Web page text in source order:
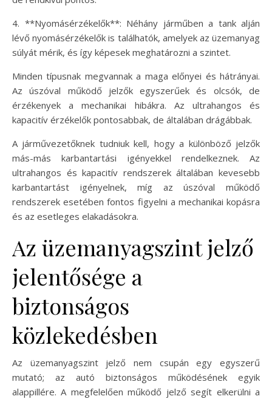
4. **Nyomásérzékelők**: Néhány járműben a tank alján
lévő nyomásérzékelők is találhatók, amelyek az üzemanyag
súlyát mérik, és így képesek meghatározni a szintet.
Minden típusnak megvannak a maga előnyei és hátrányai.
Az úszóval működő jelzők egyszerűek és olcsók, de
érzékenyek a mechanikai hibákra. Az ultrahangos és
kapacitív érzékelők pontosabbak, de általában drágábbak.
A járművezetőknek tudniuk kell, hogy a különböző jelzők
más-más karbantartási igényekkel rendelkeznek. Az
ultrahangos és kapacitív rendszerek általában kevesebb
karbantartást igényelnek, míg az úszóval működő
rendszerek esetében fontos figyelni a mechanikai kopásra
és az esetleges elakadásokra.
Az üzemanyagszint jelző
jelentősége a
biztonságos
közlekedésben
Az üzemanyagszint jelző nem csupán egy egyszerű
mutató; az autó biztonságos működésének egyik
alappillére. A megfelelően működő jelző segít elkerülni a